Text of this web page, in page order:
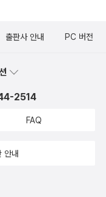
출판사 안내 PC 버전
2514
FAQ
안내